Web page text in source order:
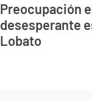
Preocupación
desesperante
Lobato